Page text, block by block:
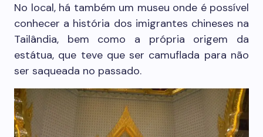
No local, há também um museu onde é possível
conhecer a história dos imigrantes chineses na
Tailândia, bem como a própria origem da
estátua, que teve que ser camuflada para não
ser saqueada no passado.